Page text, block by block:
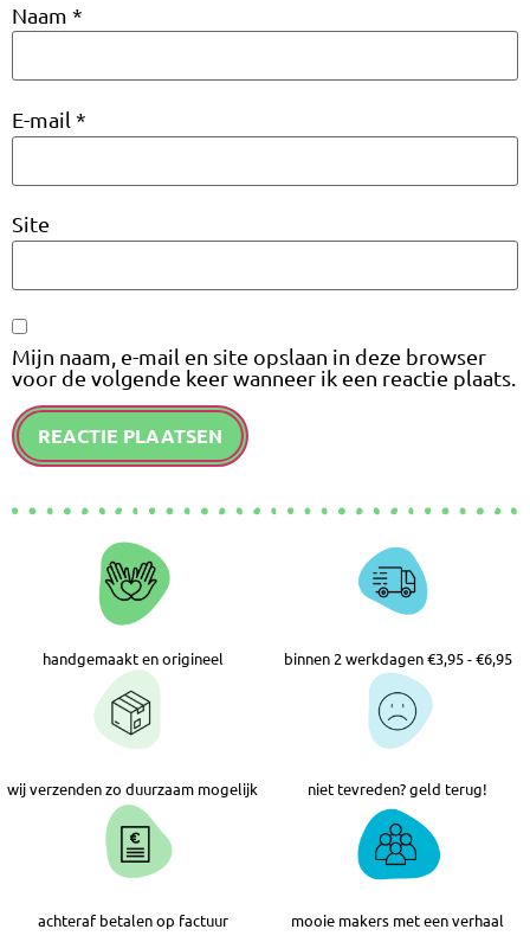
Naam *
E-mail *
Site
Mijn naam, e-mail en site opslaan in deze browser
voor de volgende keer wanneer ik een reactie plaats.
handgemaakt en origineel binnen 2 werkdagen €3,95 - €6,95
wij verzenden zo duurzaam mogelijk niet tevreden? geld terug!
achteraf betalen op factuur mooie makers met een verhaal